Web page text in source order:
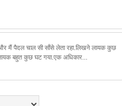
मैं पैदल चाल सी साँसे लेता रहा.लिखने लायक कुछ
बहुत कुछ घट गया.एक अधिकार...